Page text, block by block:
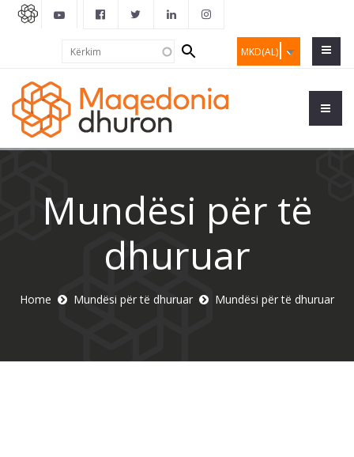
MKD(AL)
Search
form
Mundësi për të
dhuruar
Home Mundësi për të dhuruar Mundësi për të dhuruar